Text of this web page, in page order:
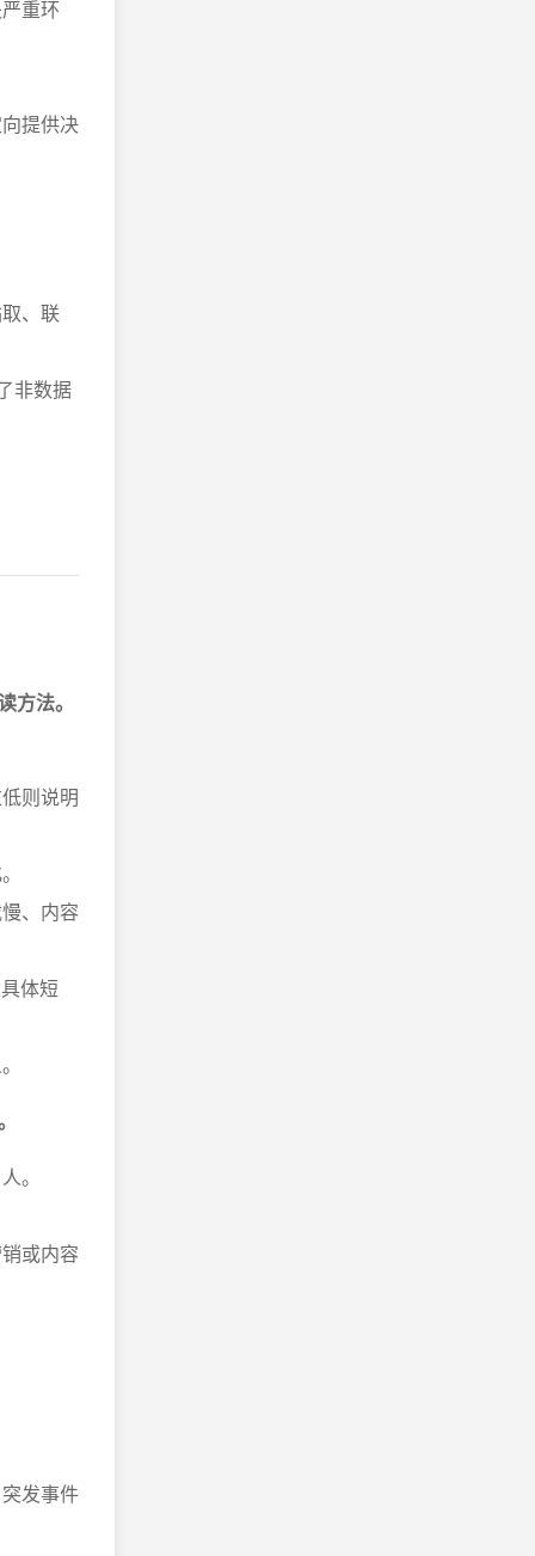
重环
提供决
、联
非数据
法。
则说明
、内容
体短
。
或内容
发事件